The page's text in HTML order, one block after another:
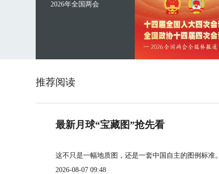
2026年全国两会
推荐阅读
最新月球“宝藏图”抢先看
这不只是一幅地质图，还是一套中国自主的图例标准。
2026-08-07 09:48